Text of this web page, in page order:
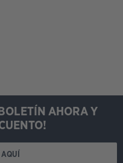
AHORA Y